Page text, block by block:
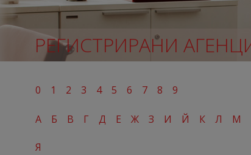
РЕГИСТРИРАНИ
0 1 2 3 4 5 6 7 8 9
А Б В Г Д Е Ж З И Й К Л М
Я